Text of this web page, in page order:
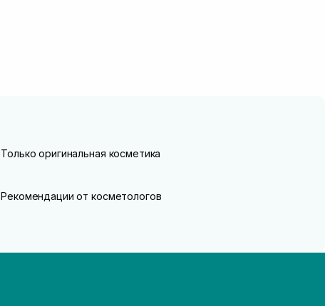
Только оригинальная косметика
Рекомендации от косметологов